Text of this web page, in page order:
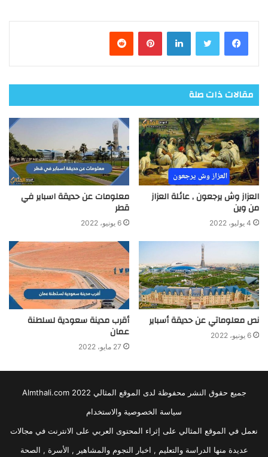
فيسبوك تويتر لينكدإن بينتيريست
مقالات ذات صلة
العزاز وش يرجعون , عائلة العزاز
من وين
4 يوليو، 2022
معلومات عن حديقة اسباير في
قطر
6 يونيو، 2022
نص معلوماتي عن حديقة أسباير
6 يونيو، 2022
أقرب مدينة سعودية لسلطنة
عمان
27 مايو، 2022
جميع حقوق النشر محفوظة لدى الموقع المثالي 2022 Almthali.com
سياسة الخصوصية والاستخدام
نعمل في الموقع المثالي على إثراء المحتوى العربي على الانترنت في مجالات
عديدة منها الدراسة والتعليم , اخبار النجوم والمشاهير , الأسرة , الصحة